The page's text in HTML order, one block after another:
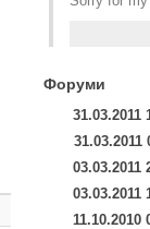
Форуми
31.03.2011
31.03.2011
03.03.2011
03.03.2011
11.10.2010